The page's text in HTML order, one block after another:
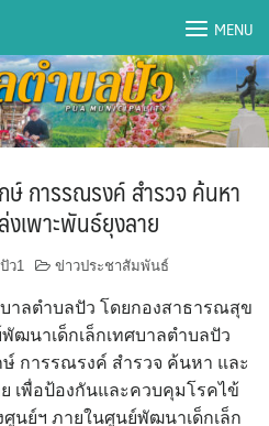
MENU
ษ์ การรณรงค์ สำรวจ ค้นหา
งเพาะพันธ์ยุงลาย
ว1 ข่าวประชาสัมพันธ์
าลตำบลปัว โดยกองสาธารณสุข
ฒนาเด็กเล็กเทศบาลตำบลปัว
ษ์ การรณรงค์ สำรวจ ค้นหา และ
เพื่อป้องกันและควบคุมโรคไข้
นย์ฯ ภายในศูนย์พัฒนาเด็กเล็ก